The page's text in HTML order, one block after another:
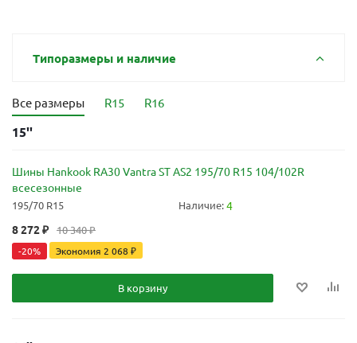
Типоразмеры и наличие
Все размеры R15 R16
15''
Шины Hankook RA30 Vantra ST AS2 195/70 R15 104/102R
всесезонные
195/70 R15 Наличие:4
8 272₽ 10 340₽
-20% Экономия 2 068 ₽
В корзину